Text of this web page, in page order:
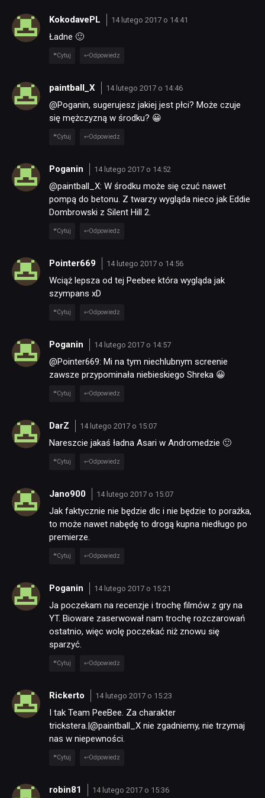
KokodavePL 14 lutego 2017 o 14:41
Ładne 🙂
Cytuj Odpowiedz
paintball_X 14 lutego 2017 o 14:46
@Poganin, sugerujesz jakiej jest płci? Może czuje
się mężczyzną w środku? 😀
Cytuj Odpowiedz
Poganin 14 lutego 2017 o 14:52
@paintball_X: W środku może się czuć nawet
pompą do betonu. Z twarzy wygląda nieco jak Eddie
Dombrowski z Silent Hill 2.
Cytuj Odpowiedz
Pointer669 14 lutego 2017 o 14:56
Wciąż lepsza od tej Peebee która wygląda jak
szympans xD
Cytuj Odpowiedz
Poganin 14 lutego 2017 o 14:57
@Pointer669: Mi na tym niechlubnym screenie
zawsze przypominała niebieskiego Shreka 😀
Cytuj Odpowiedz
DarZ 14 lutego 2017 o 15:07
Nareszcie jakaś ładna Asari w Andromedzie 🙂
Cytuj Odpowiedz
Jano900 14 lutego 2017 o 15:07
Jak faktycznie nie będzie dlc i nie będzie to porażka,
to może nawet nabędę to drogą kupna niedługo po
premierze.
Cytuj Odpowiedz
Poganin 14 lutego 2017 o 15:21
Ja poczekam na recenzje i trochę filmów z gry na
YT. Bioware zaserwował nam trochę rozczarowań
ostatnio, więc wolę poczekać niż znowu się
sparzyć.
Cytuj Odpowiedz
Rickerto 14 lutego 2017 o 15:23
I tak Team PeeBee. Za charakter
trickstera.|@paintball_X nie zgadniemy, nie trzymaj
nas w niepewności.
Cytuj Odpowiedz
robin81 14 lutego 2017 o 15:36